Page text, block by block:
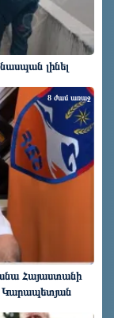
լինել
Հայաստանի
Կարապետյան
8 ժամ առաջ